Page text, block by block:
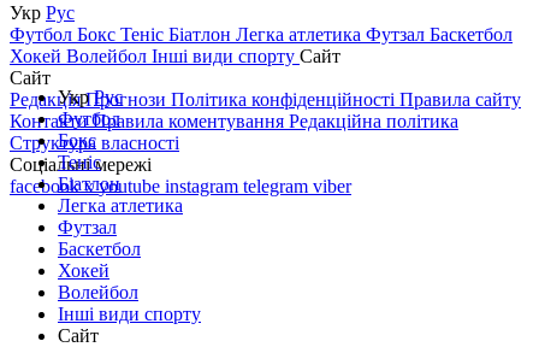
Укр Рус
Футбол Бокс Теніс Біатлон Легка атлетика Футзал Баскетбол
Хокей Волейбол Інші види спорту Сайт
Сайт
РедакціяПрогнози Політика конфіденційності Правила сайту
КонтактиПравила коментування Редакційна політика
Структура власності
Соціальні мережі
facebookxyoutube instagram telegram viber
УкрРус
Футбол
Бокс
Теніс
Біатлон
Легка атлетика
Футзал
Баскетбол
Хокей
Волейбол
Інші види спорту
Сайт